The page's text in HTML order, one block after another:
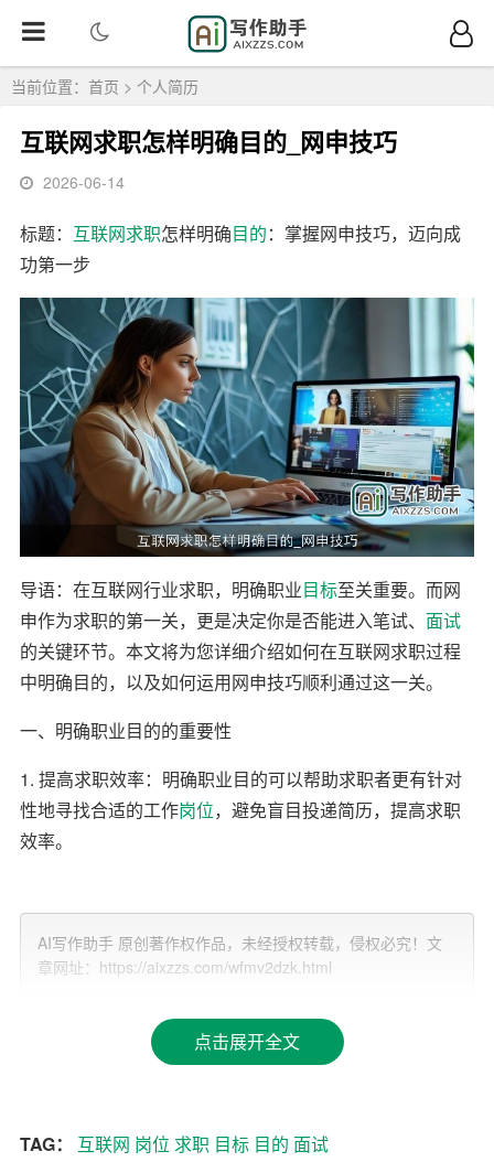
当前位置： 首页 > 个人简历
互联网求职怎样明确目的_网申技巧
2026-06-14
标题： 互联网求职怎样明确目的：掌握网申技巧，迈向成
功第一步
导语：在互联网行业求职，明确职业目标至关重要。而网
申作为求职的第一关，更是决定你是否能进入笔试、 面试
的关键环节。本文将为您详细介绍如何在互联网求职过程
中明确目的，以及如何运用网申技巧顺利通过这一关。
一、明确职业目的的重要性
1. 提高求职效率：明确职业目的可以帮助求职者更有针对
性地寻找合适的工作岗位，避免盲目投递简历，提高求职
效率。
中更有信心，展现出对岗位的热情和认真态度，从而提高
面试成功率。
好地发挥个人优势，为实现职业目标奠定基础。
岗位、技能需求，为自己的职业规划提供依据。
AI写作助手 原创著作权作品，未经授权转载，侵权必究！文
章网址：https://aixzzs.com/wfmv2dzk.html
点击展开全文
TAG： 互联网 岗位 求职 目标 目的 面试